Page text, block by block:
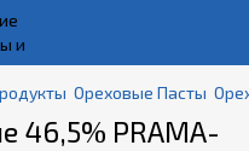
Ореховые Пасты
46,5% PRAMA-